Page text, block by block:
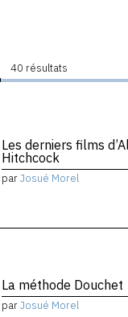
40 résultats
Les derniers films
Hitchcock
parJosué Morel
La méthode Douchet
parJosué Morel